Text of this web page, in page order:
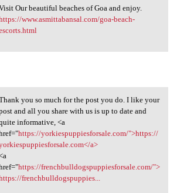
Our beautiful beaches
Our beautiful beaches of Goa and enjoy.
www.asmittabansal.com/goa-beach-
you so much for the
you so much for the post you do. I like your
and all you share with us is up to date and
informative, <a
https://yorkiespuppiesforsale.com/">https://
a>
https://frenchbulldogspuppiesforsale.com/">
frenchbulldogspuppies...